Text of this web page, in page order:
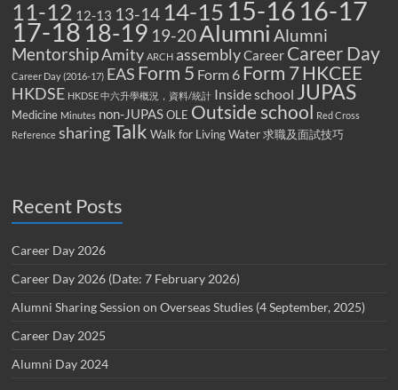
11-12 12-13 13-14 14-15 15-16 16-17
17-18 18-19 19-20Alumni Alumni
MentorshipAmity ARCH assemblyCareer Career Day
Career Day (2016-17) EAS Form 5 Form 6 Form 7HKCEE
HKDSE HKDSE 中六升學概況，資料/統計 Inside school JUPAS
Medicine Minutes non-JUPAS OLE Outside school Red Cross
Reference sharingTalk Walk for Living Water 求職及面試技巧
Recent Posts
Career Day 2026
Career Day 2026 (Date: 7 February 2026)
Alumni Sharing Session on Overseas Studies (4 September, 2025)
Career Day 2025
Alumni Day 2024